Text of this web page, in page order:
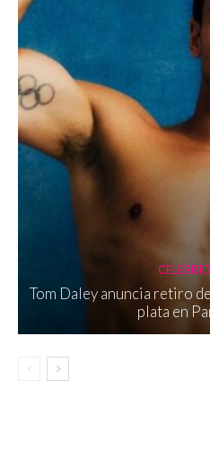
Tom Daley anuncia retiro
plata en